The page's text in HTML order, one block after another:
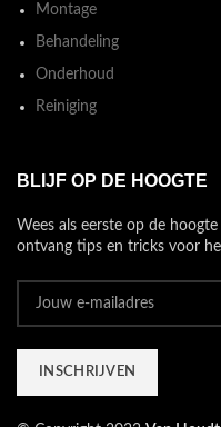
Montage
Behandeling
Onderhoud
Reiniging
BLIJF OP DE HOOGTE
Wees als eerste op de
ontvang tips en tricks voor